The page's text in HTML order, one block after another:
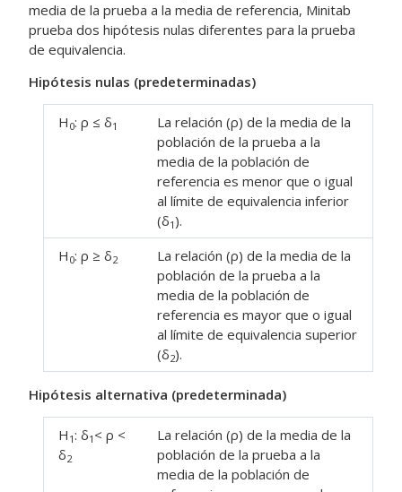
media de la prueba a la media de referencia, Minitab
prueba dos hipótesis nulas diferentes para la prueba
de equivalencia.
Hipótesis nulas (predeterminadas)
H 0: ρ ≤ δ1
La relación (ρ) de la media de la
población de la prueba a la
media de la población de
referencia es menor que o igual
al límite de equivalencia inferior
(δ1 ).
H 0: ρ ≥ δ2
La relación (ρ) de la media de la
población de la prueba a la
media de la población de
referencia es mayor que o igual
al límite de equivalencia superior
(δ2).
Hipótesis alternativa (predeterminada)
H 1: δ1 < ρ <
δ2
La relación (ρ) de la media de la
población de la prueba a la
media de la población de